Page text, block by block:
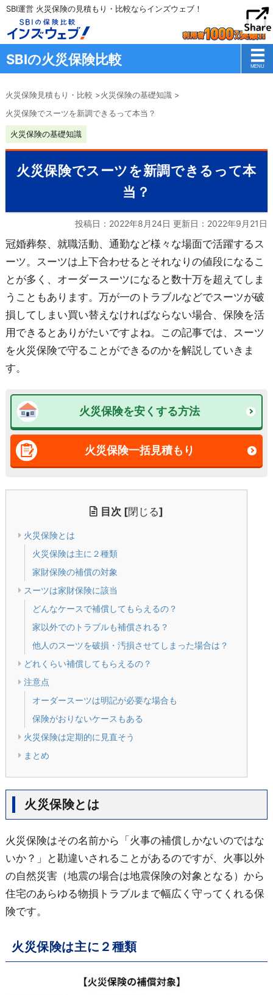
SBI運営 火災保険の見積もり・比較ならインズウェブ！
SBIの火災保険比較
火災保険見積もり・比較 >火災保険の基礎知識 >
火災保険でスーツを新調できるって本当？
火災保険の基礎知識
火災保険でスーツを新調できるって本
当？
投稿日：2022年8月24日 更新日： 2022年9月21日
冠婚葬祭、就職活動、通勤など様々な場面で活躍するス
ーツ。スーツは上下合わせるとそれなりの値段になるこ
とが多く、オーダースーツになると数十万を超えてしま
うこともあります。万が一のトラブルなどでスーツが破
損してしまい買い替えなければならない場合、保険を活
用できるとありがたいですよね。この記事では、スーツ
を火災保険で守ることができるのかを解説していきま
す。
火災保険を安くする方法
火災保険一括見積もり
目次 [閉じる]
火災保険とは
火災保険は主に２種類
家財保険の補償の対象
スーツは家財保険に該当
どんなケースで補償してもらえるの？
家以外でのトラブルも補償される？
他人のスーツを破損・汚損させてしまった場合は？
どれくらい補償してもらえるの？
注意点
オーダースーツは明記が必要な場合も
保険がおりないケースもある
火災保険は定期的に見直そう
まとめ
火災保険とは
火災保険はその名前から「火事の補償しかないのではな
いか？」と勘違いされることがあるのですが、火事以外
の自然災害（地震の場合は地震保険の対象となる）から
住宅のあらゆる物損トラブルまで幅広く守ってくれる保
険です。
火災保険は主に２種類